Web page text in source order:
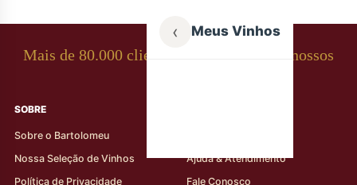
‹ Meus Vinhos
Mais de 80.000 clientes apaixonados por nossos
SOBRE
Sobre o Bartolomeu
Nossa Seleção de Vinhos
Política de Privacidade
Ajuda & Atendimento
Fale Conosco